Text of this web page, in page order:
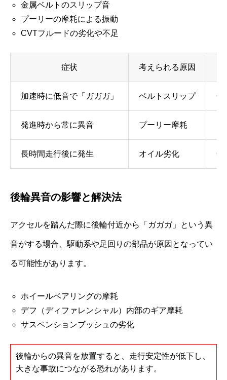
金属ベルトのスリップ音
プーリーの摩耗による振動
CVTフルードの劣化や不足
症状 考えられる原因
加速時に低音で「ガガガ」 ベルトスリップ
発進時から常に異音 プーリー摩耗
長時間走行後に発生 オイル劣化
後輪異音の影響と解決法
アクセルを踏んだ際に後輪付近から「ガガガ」という異
音がする場合、駆動系や足回りの部品が原因となってい
る可能性があります。
ホイールベアリングの摩耗
デフ（ディファレンシャル）内部のギア摩耗
サスペンションブッシュの劣化
後輪からの異音を放置すると、走行安定性が低下し、
大きな事故につながる恐れがあります。